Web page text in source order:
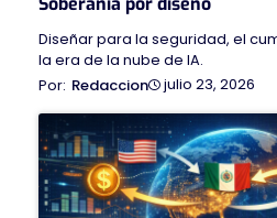
Diseñar para la seguridad, el
la era de la nube de IA.
Redaccion
julio 23, 2026